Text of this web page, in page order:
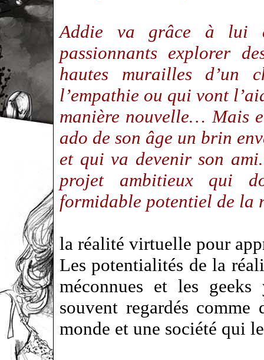
Addie va grâce à lui
passionnants explorer
hautes murailles d’un
l’empathie ou qui vont
manière nouvelle… Mais
ado de son âge un brin
et qui va devenir son
projet ambitieux qui
formidable potentiel de
la réalité virtuelle pour
Les potentialités de la
méconnues et les
souvent regardés comme
monde et une société qui